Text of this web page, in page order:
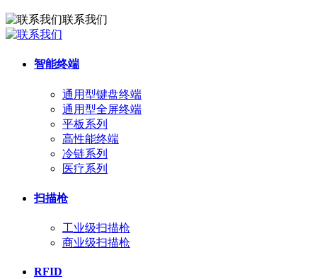
联系我们
智能终端
通用型键盘终端
通用型全屏终端
平板系列
高性能终端
冷链系列
医疗系列
扫描枪
工业级扫描枪
商业级扫描枪
RFID